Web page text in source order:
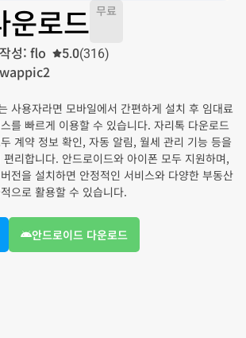
운로드 무료
작성: flo
wappic2
5.0(316)
사용자라면 모바일에서 간편하게 설치 후 임대료
를 빠르게 이용할 수 있습니다. 자리톡 다운로드
계약 정보 확인, 자동 알림, 월세 관리 기능 등을
리합니다. 안드로이드와 아이폰 모두 지원하며,
전을 설치하면 안정적인 서비스와 다양한 부동산
으로 활용할 수 있습니다.
안드로이드 다운로드